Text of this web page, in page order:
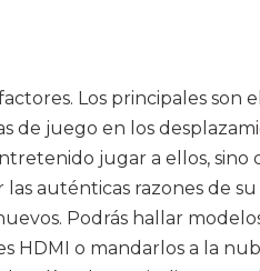
Los principales son
de juego en los
jugar a ellos,
auténticas razones de
Podrás hallar
HDMI o mandarlos a la